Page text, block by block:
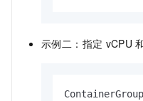
示例二：指定 vCPU